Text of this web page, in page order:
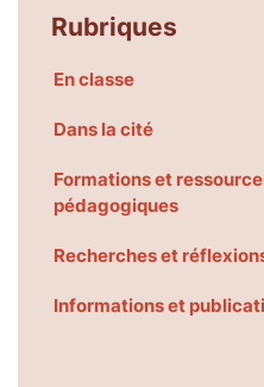
Rubriques
En classe
Dans la cité
Formations et
pédagogiques
Recherches et
Informations et